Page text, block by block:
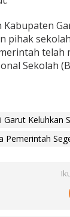
Kabupaten
pihak
telah
Sekolah
Keluhkan
Pemerintah